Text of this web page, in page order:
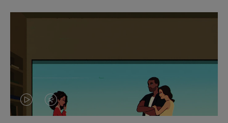
DASVIDEO